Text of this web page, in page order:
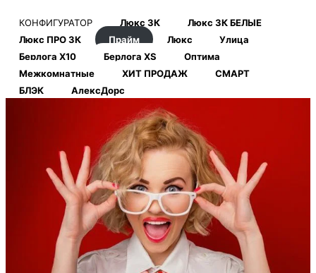
КОНФИГУРАТОР Люкс 3К
Люкс 3К БЕЛЫЕ
Люкс ПРО 3К
Прайм Люкс
Улица
Берлога Х10
Берлога XS
Оптима
Межкомнатные
ХИТ ПРОДАЖ
СМАРТ
БЛЭК
АлексДорс